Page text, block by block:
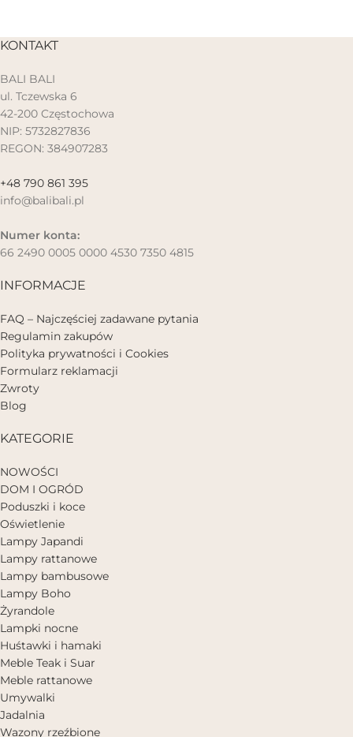
KONTAKT
BALI BALI
ul. Tczewska 6
42-200 Częstochowa
NIP: 5732827836
REGON: 384907283
+48 790 861 395
info@balibali.pl
Numer konta:
66 2490 0005 0000 4530 7350 4815
INFORMACJE
FAQ – Najczęściej zadawane pytania
Regulamin zakupów
Polityka prywatności i Cookies
Formularz reklamacji
Zwroty
Blog
KATEGORIE
NOWOŚCI
DOM I OGRÓD
Poduszki i koce
Oświetlenie
Lampy Japandi
Lampy rattanowe
Lampy bambusowe
Lampy Boho
Żyrandole
Lampki nocne
Huśtawki i hamaki
Meble Teak i Suar
Meble rattanowe
Umywalki
Jadalnia
Wazony rzeźbione